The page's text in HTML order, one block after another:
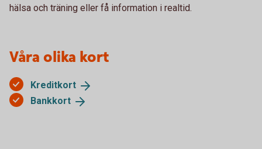
hälsa och träning eller få information i realtid.
Våra olika kort
Kreditkort
Bankkort